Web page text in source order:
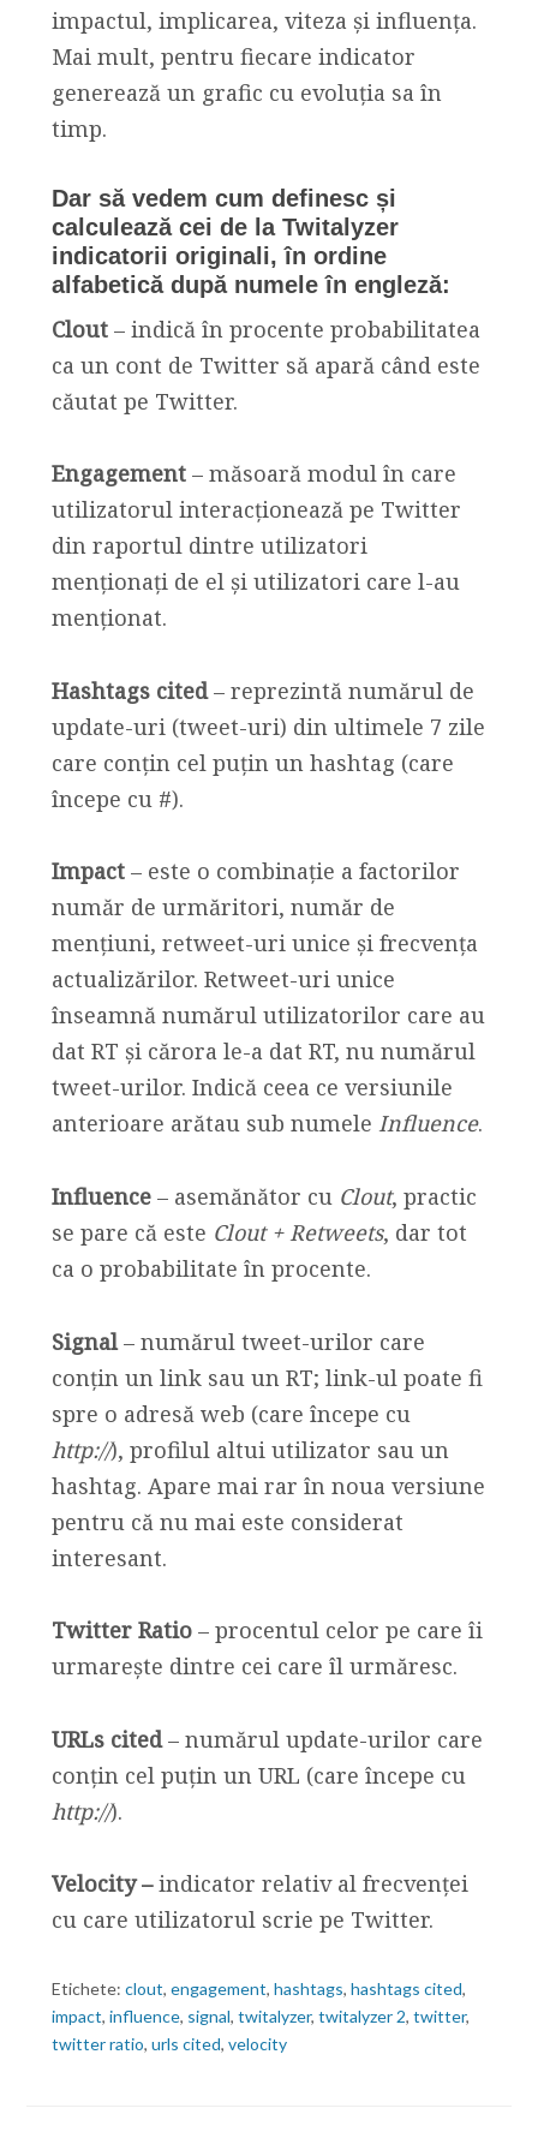
impactul, implicarea, viteza și influența.
Mai mult, pentru fiecare indicator
generează un grafic cu evoluția sa în
timp.
Dar să vedem cum definesc și
calculează cei de la Twitalyzer
indicatorii originali, în ordine
alfabetică după numele în engleză:
Clout– indică în procente probabilitatea
ca un cont de Twitter să apară când este
căutat pe Twitter.
Engagement– măsoară modul în care
utilizatorul interacționează pe Twitter
din raportul dintre utilizatori
menționați de el și utilizatori care l-au
menționat.
Hashtags cited– reprezintă numărul de
update-uri (tweet-uri) din ultimele 7 zile
care conțin cel puțin un hashtag (care
începe cu #).
Impact– este o combinație a factorilor
număr de urmăritori, număr de
mențiuni, retweet-uri unice și frecvența
actualizărilor. Retweet-uri unice
înseamnă numărul utilizatorilor care au
dat RT și cărora le-a dat RT, nu numărul
tweet-urilor. Indică ceea ce versiunile
anterioare arătau sub numele Influence.
Influence– asemănător cu Clout, practic
se pare că este Clout + Retweets, dar tot
ca o probabilitate în procente.
Signal– numărul tweet-urilor care
conțin un link sau un RT; link-ul poate fi
spre o adresă web (care începe cu
http://), profilul altui utilizator sau un
hashtag. Apare mai rar în noua versiune
pentru că nu mai este considerat
interesant.
Twitter Ratio– procentul celor pe care îi
urmarește dintre cei care îl urmăresc.
URLs cited– numărul update-urilor care
conțin cel puțin un URL (care începe cu
http://).
Velocity –indicator relativ al frecvenței
cu care utilizatorul scrie pe Twitter.
Etichete: clout, engagement, hashtags, hashtags cited,
impact, influence, signal, twitalyzer, twitalyzer 2, twitter,
twitter ratio, urls cited, velocity